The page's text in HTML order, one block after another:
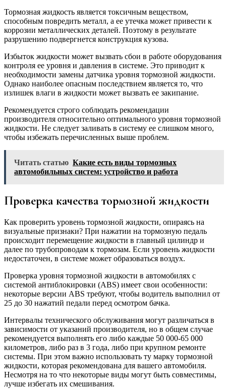
Тормозная жидкость является токсичным веществом,
способным повредить металл, а ее утечка может привести к
коррозии металлических деталей. Поэтому в результате
разрушению подвергнется конструкция кузова.
Избыток жидкости может вызвать сбои в работе оборудования
контроля ее уровня и давления в системе. Это приводит к
необходимости замены датчика уровня тормозной жидкости.
Однако наиболее опасным последствием является то, что
излишек влаги в жидкости может вызвать ее закипание.
Рекомендуется строго соблюдать рекомендации
производителя относительно оптимального уровня тормозной
жидкости. Не следует заливать в систему ее слишком много,
чтобы избежать перечисленных выше проблем.
Читать статью Какие есть виды тормозных
автомобильных систем: устройство и работа
Проверка качества тормозной жидкости
Как проверить уровень тормозной жидкости, опираясь на
визуальные признаки? При нажатии на тормозную педаль
происходит перемещение жидкости в главный цилиндр и
далее по трубопроводам к тормозам. Если уровень жидкости
недостаточен, в системе может образоваться воздух.
Проверка уровня тормозной жидкости в автомобилях с
системой антиблокировки (ABS) имеет свои особенности:
некоторые версии ABS требуют, чтобы водитель выполнил от
25 до 30 нажатий педали перед осмотром бачка.
Интервалы технического обслуживания могут различаться в
зависимости от указаний производителя, но в общем случае
рекомендуется выполнять его либо каждые 50 000-65 000
километров, либо раз в 3 года, либо при крупном ремонте
системы. При этом важно использовать ту марку тормозной
жидкости, которая рекомендована для вашего автомобиля.
Несмотря на то что некоторые виды могут быть совместимы,
лучше избегать их смешивания.